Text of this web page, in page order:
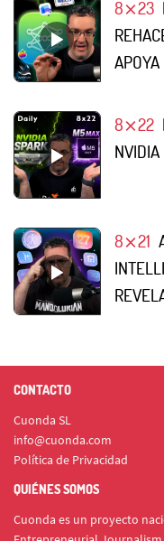
8⨯23
8⨯22
8⨯21
CONTACTO
Cuonda SL
info@cuonda.com
Política de Privacidad
QUIÉNES SOMOS
Cuonda es un proyecto